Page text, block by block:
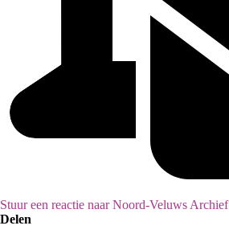
Stuur een reactie naar Noord-Veluws Archief
Delen